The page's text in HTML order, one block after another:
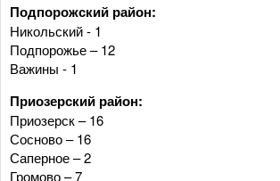
Подпорожский район:
Никольский - 1
Подпорожье – 12
Важины - 1
Приозерский район:
Приозерск – 16
Сосново – 16
Саперное – 2
Громово – 7